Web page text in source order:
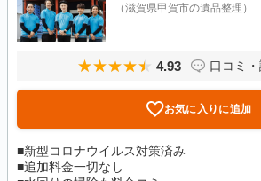
（滋賀県甲賀市の遺品整理）
4.93 口コミ・
お気に入りに追加
■新型コロナウイルス対策済み
■追加料金一切なし